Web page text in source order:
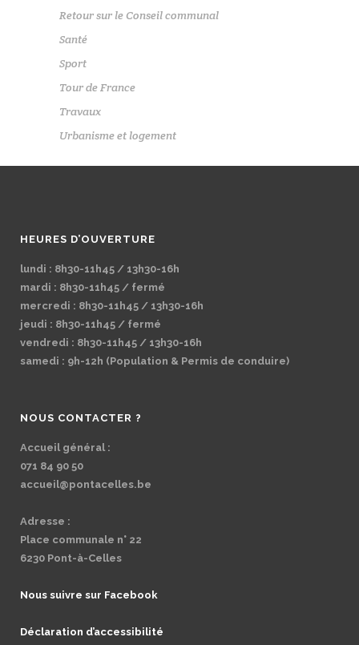
Retour sur le Conseil communal
Santé
Sport
Tour de France
Travaux
Urbanisme et logement
HEURES D’OUVERTURE
lundi : 8h30-11h45 / 13h30-16h
mardi : 8h30-11h45 / fermé
mercredi : 8h30-11h45 / 13h30-16h
jeudi : 8h30-11h45 / fermé
vendredi : 8h30-11h45 / 13h30-16h
samedi : 9h-12h (Population & Permis de conduire)
NOUS CONTACTER ?
Accueil général :
071 84 90 50
accueil@pontacelles.be
Adresse :
Place communale n° 22
6230 Pont-à-Celles
Nous suivre sur Facebook
Déclaration d’accessibilité